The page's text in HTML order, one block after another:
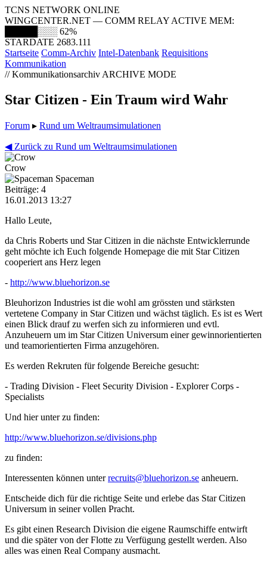
TCNS NETWORK ONLINE
WINGCENTER.NET — COMM RELAY ACTIVE MEM:
█████░░░ 62%
STARDATE 2683.111
Startseite Comm-Archiv Intel-Datenbank Requisitions
Kommunikation
// Kommunikationsarchiv ARCHIVE MODE
Star Citizen - Ein Traum wird Wahr
Forum ▸ Rund um Weltraumsimulationen
◀ Zurück zu Rund um Weltraumsimulationen
Crow
Spaceman
Beiträge: 4
16.01.2013 13:27
Hallo Leute,
da Chris Roberts und Star Citizen in die nächste Entwicklerrunde
geht möchte ich Euch folgende Homepage die mit Star Citizen
cooperiert ans Herz legen
- http://www.bluehorizon.se
Bleuhorizon Industries ist die wohl am grössten und stärksten
vertetene Company in Star Citizen und wächst täglich. Es ist es Wert
einen Blick drauf zu werfen sich zu informieren und evtl.
Anzuheuern um im Star Citizen Universum einer gewinnorientierten
und teamorientierten Firma anzugehören.
Es werden Rekruten für folgende Bereiche gesucht:
- Trading Division - Fleet Security Division - Explorer Corps -
Specialists
Und hier unter zu finden:
http://www.bluehorizon.se/divisions.php
zu finden:
Interessenten können unterrecruits@bluehorizon.se anheuern.
Entscheide dich für die richtige Seite und erlebe das Star Citizen
Universum in seiner vollen Pracht.
Es gibt einen Research Division die eigene Raumschiffe entwirft
und die später von der Flotte zu Verfügung gestellt werden. Also
alles was einen Real Company ausmacht.